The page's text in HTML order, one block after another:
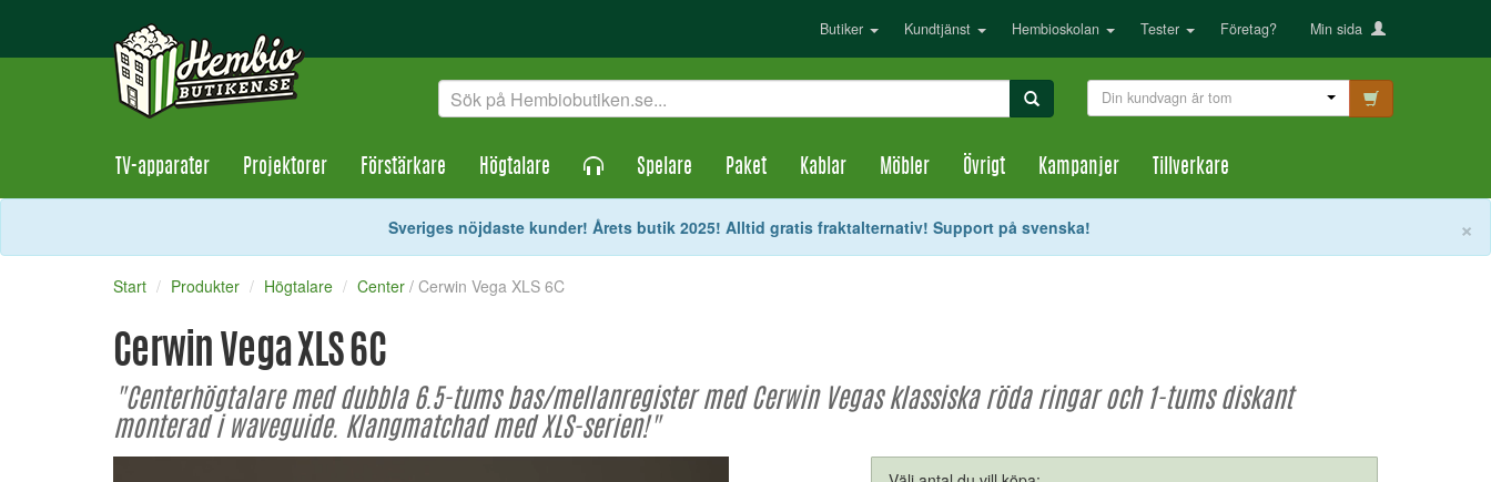
Butiker Kundtjänst Hembioskolan Tester Företag? Min sida
Din kundvagn är tom
TV-apparater Projektorer Förstärkare Högtalare Spelare Paket Kablar Möbler Övrigt Kampanjer Tillverkare
×
Sveriges nöjdaste kunder! Årets butik 2025! Alltid gratis fraktalternativ! Support på svenska!
Start Produkter Högtalare Center / Cerwin Vega XLS 6C
Cerwin Vega XLS 6C
"Centerhögtalare med dubbla 6.5-tums bas/mellanregister med Cerwin Vegas klassiska röda ringar och 1-tums diskant
monterad i waveguide. Klangmatchad med XLS-serien!"